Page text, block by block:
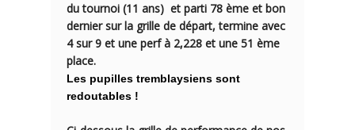
du tournoi (11 ans) et parti 78 ème et bon
dernier sur la grille de départ, termine avec
4 sur 9 et une perf à 2,228 et une 51 ème
place.
Les pupilles tremblaysiens sont
redoutables !